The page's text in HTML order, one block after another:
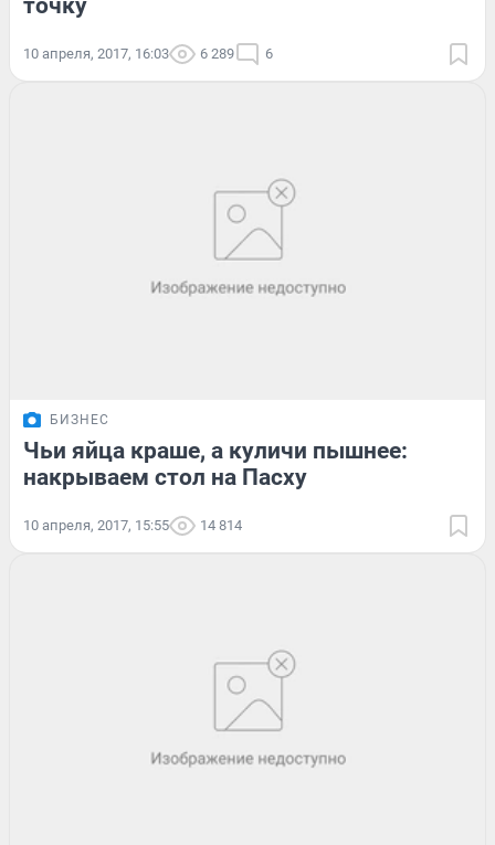
точку
10 апреля, 2017, 16:03 6 289 6
БИЗНЕС
Чьи яйца краше, а куличи пышнее:
накрываем стол на Пасху
10 апреля, 2017, 15:55 14 814